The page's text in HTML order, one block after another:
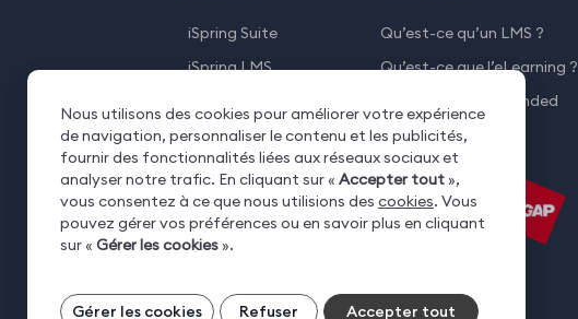
iSpring Suite
iSpring LMS
iSpring QuizMaker
iSpring Free
iSpring Cam Pro
Qu’est-ce qu’un LMS ?
Qu’est-ce que l’eLearning ?
Introduction au Blended
Learning
Référencé par
Nous utilisons des cookies pour améliorer votre expérience
de navigation, personnaliser le contenu et les publicités,
fournir des fonctionnalités liées aux réseaux sociaux et
analyser notre trafic. En cliquant sur « Accepter tout »,
vous consentez à ce que nous utilisions des cookies. Vous
pouvez gérer vos préférences ou en savoir plus en cliquant
sur « Gérer les cookies ».
Gérer vos cookies
Gérer les cookies Refuser Accepter tout